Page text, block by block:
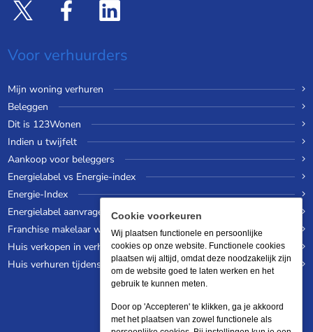
Voor verhuurders
Mijn woning verhuren
Beleggen
Dit is 123Wonen
Indien u twijfelt
Aankoop voor beleggers
Energielabel vs Energie-index
Energie-Index
Energielabel aanvragen
Franchise makelaar worden
Huis verkopen in verhuurde staat
Huis verhuren tijdens een wereldreis
Cookie voorkeuren
Wij plaatsen functionele en persoonlijke
cookies op onze website. Functionele cookies
plaatsen wij altijd, omdat deze noodzakelijk zijn
om de website goed te laten werken en het
gebruik te kunnen meten.
Door op 'Accepteren' te klikken, ga je akkoord
met het plaatsen van zowel functionele als